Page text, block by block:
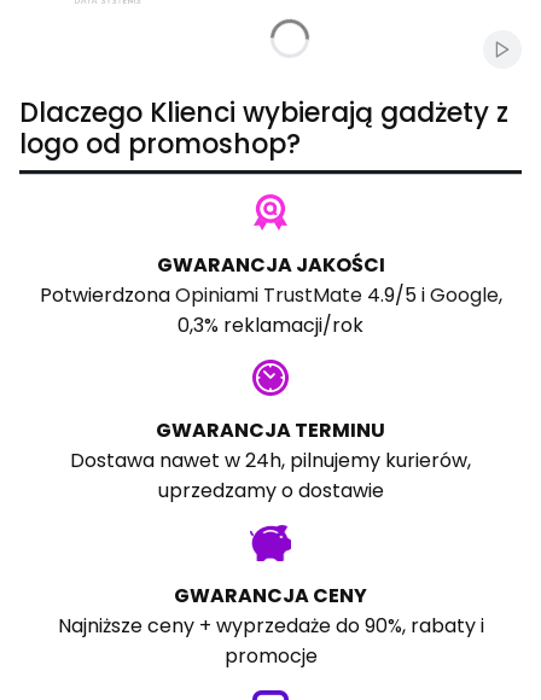
Dlaczego Klienci wybierają gadżety z
logo od promoshop?
GWARANCJA JAKOŚCI
PotwierdzonaOpiniami TrustMate4.9/5 iGoogle,
0,3% reklamacji/rok
GWARANCJA TERMINU
Dostawa nawet w 24h, pilnujemy kurierów,
uprzedzamy o dostawie
GWARANCJA CENY
Najniższe ceny + wyprzedaże do 90%, rabaty i
promocje